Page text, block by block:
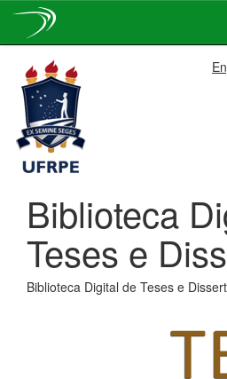
navigation
Biblioteca
Teses e
Biblioteca Digital de Teses e